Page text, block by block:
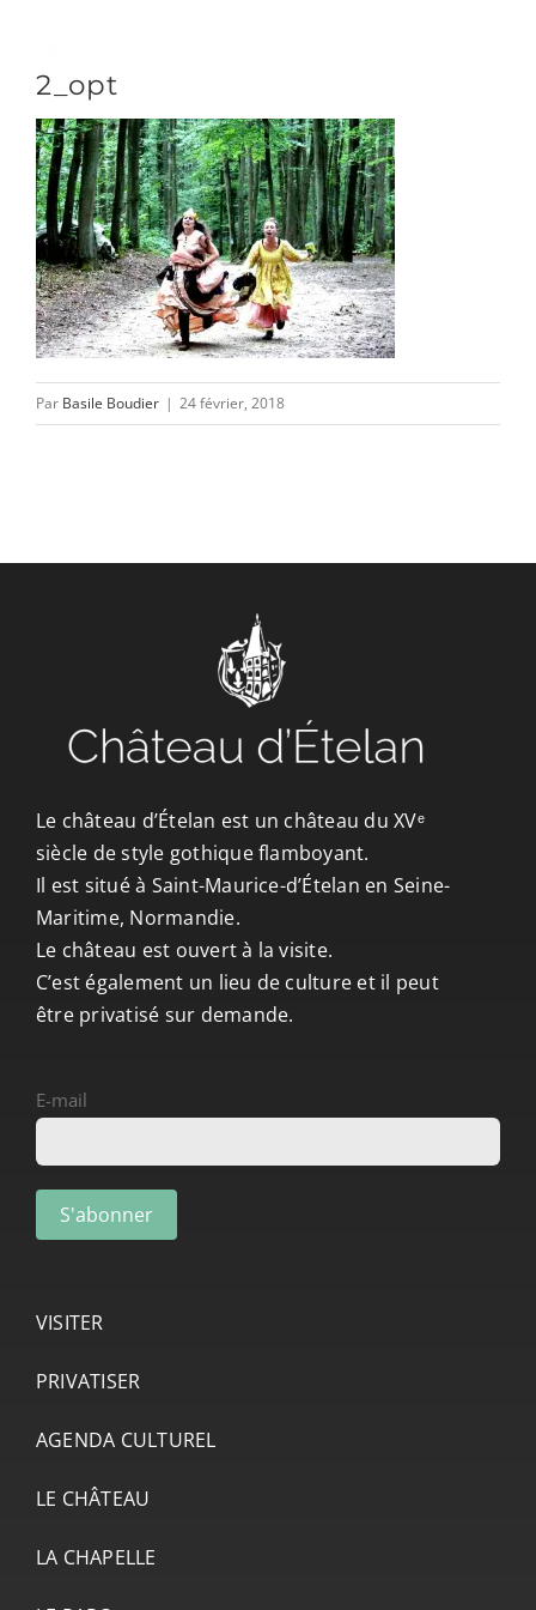
contenu
DÉCOUVRIR
VENIR
NOUS SUIVRE
2_opt
Par Basile Boudier | 24 février, 2018
Le château d’Ételan est un château du XVᵉ
siècle de style gothique flamboyant.
Il est situé à Saint-Maurice-d’Ételan en Seine-
Maritime, Normandie.
Le château est ouvert à la visite.
C’est également un lieu de culture et il peut
être privatisé sur demande.
E-mail
VISITER
PRIVATISER
AGENDA CULTUREL
LE CHÂTEAU
LA CHAPELLE